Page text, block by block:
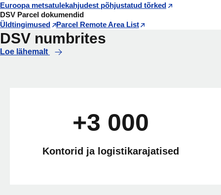
Euroopa metsatulekahjudest põhjustatud tõrked
DSV Parcel dokumendid
Üldtingimused
Parcel Remote Area List
DSV numbrites
Loe lähemalt
+3 000
Kontorid ja logistikarajatised